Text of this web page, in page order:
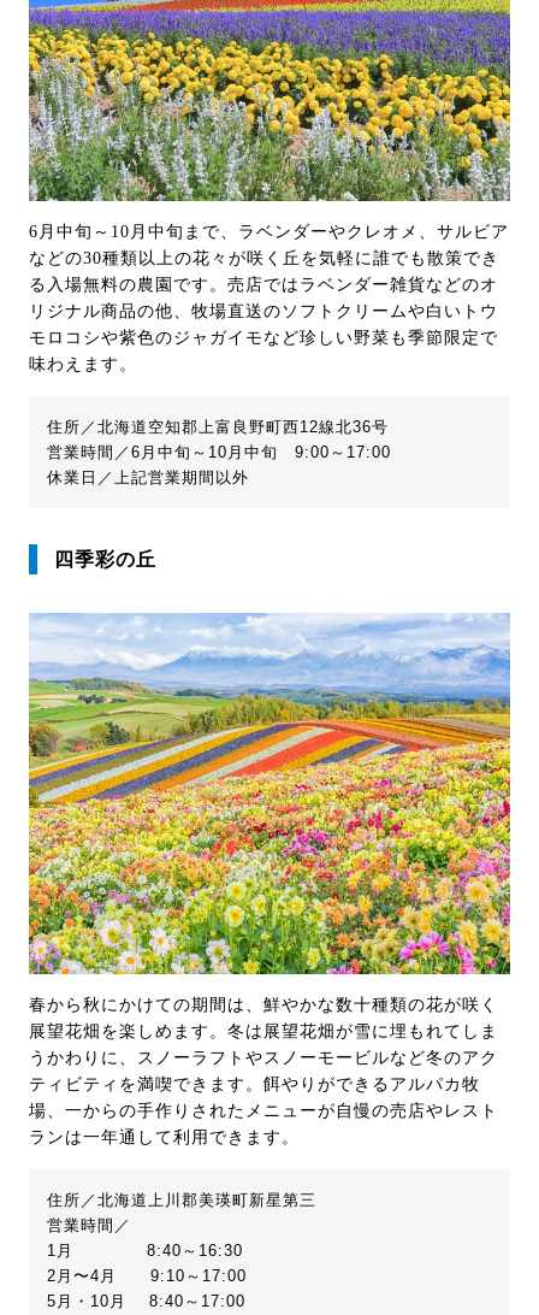
6月中旬～10月中旬まで、ラベンダーやクレオメ、サルビア
などの30種類以上の花々が咲く丘を気軽に誰でも散策でき
る入場無料の農園です。売店ではラベンダー雑貨などのオ
リジナル商品の他、牧場直送のソフトクリームや白いトウ
モロコシや紫色のジャガイモなど珍しい野菜も季節限定で
味わえます。
住所／北海道空知郡上富良野町西12線北36号
営業時間／6月中旬～10月中旬 9:00～17:00
休業日／上記営業期間以外
四季彩の丘
春から秋にかけての期間は、鮮やかな数十種類の花が咲く
展望花畑を楽しめます。冬は展望花畑が雪に埋もれてしま
うかわりに、スノーラフトやスノーモービルなど冬のアク
ティビティを満喫できます。餌やりができるアルパカ牧
場、一からの手作りされたメニューが自慢の売店やレスト
ランは一年通して利用できます。
住所／北海道上川郡美瑛町新星第三
営業時間／
1月 8:40～16:30
2月〜4月 9:10～17:00
5月・10月 8:40～17:00